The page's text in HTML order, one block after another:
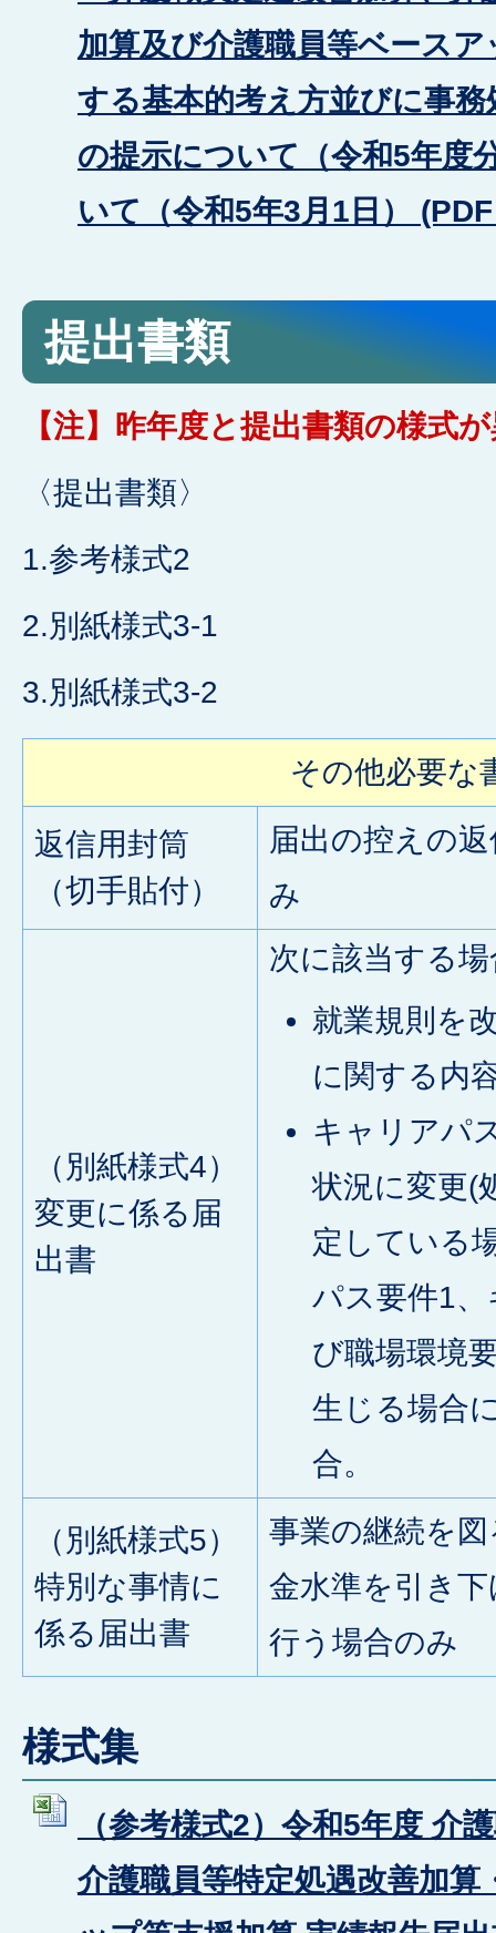
加算及び介護職員等ベース
する基本的考え方並びに事
の提示について（令和5年度
いて（令和5年3月1日）
提出書類
【注】昨年度と提出書類の様式
〈提出書類〉
1.参考様式2
2.別紙様式3-1
3.別紙様式3-2
その他必要な
返信用封筒
（切手貼付）
届出の控えの
み
（別紙様式4）
変更に係る届
出書
次に該当する
就業規則を
に関する内
キャリアパ
状況に変更(
定している
パス要件1
び職場環境
生じる場合
合。
（別紙様式5）
特別な事情に
係る届出書
事業の継続を
金水準を引き
行う場合のみ
様式集
（参考様式2）令和5年度 介
介護職員等特定処遇改善加算